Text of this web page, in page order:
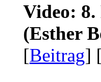
Video:
(Esther
[Beitrag]